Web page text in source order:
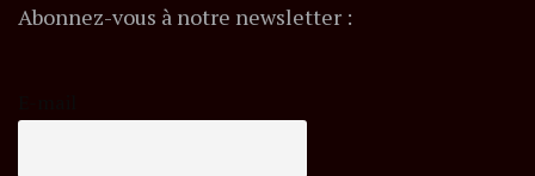
Abonnez-vous à notre newsletter :